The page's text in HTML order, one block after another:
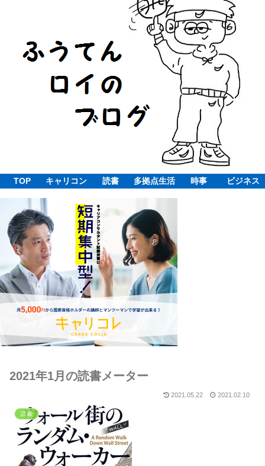
TOP キャリコン 読書 多拠点生活 時事 ビジネス
2021年1月の読書メーター
2021.05.22 2021.02.10
読書